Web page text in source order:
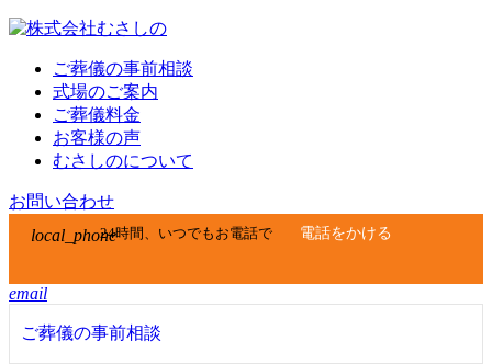
ご葬儀の事前相談
式場のご案内
ご葬儀料金
お客様の声
むさしのについて
お問い合わせ
24時間、いつでもお電話で
local_phone 電話をかける
email
ご葬儀の事前相談